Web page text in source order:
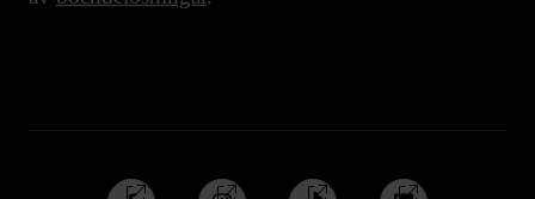
Följ Följ Följ Följ